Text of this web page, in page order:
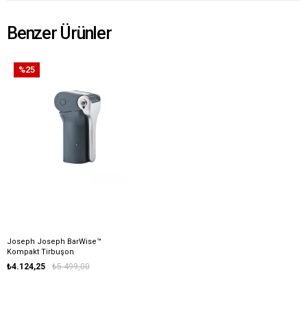
Benzer Ürünler
Joseph Joseph BarWise™
Kompakt Tirbuşon
₺4.124,25 ₺5.499,00
%25